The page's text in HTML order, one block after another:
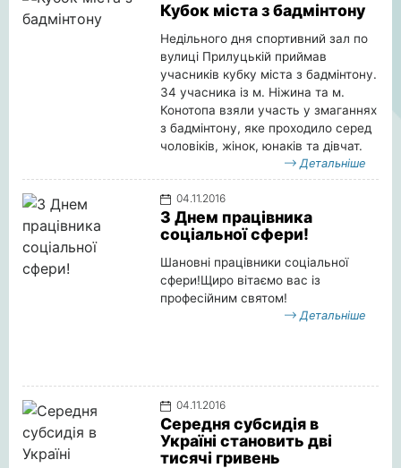
Кубок міста з бадмінтону
Недільного дня спортивний зал по
вулиці Прилуцькій приймав
учасників кубку міста з бадмінтону.
34 учасника із м. Ніжина та м.
Конотопа взяли участь у змаганнях
з бадмінтону, яке проходило серед
чоловіків, жінок, юнаків та дівчат.
Детальніше
04.11.2016
З Днем працівника
соціальної сфери!
Шановні працівники соціальної
сфери!Щиро вітаємо вас із
професійним святом!
Детальніше
04.11.2016
Середня субсидія в
Україні становить дві
тисячі гривень